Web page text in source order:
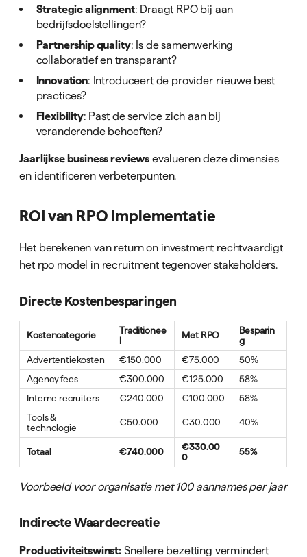
Strategic alignment: Draagt RPO bij aan
bedrijfsdoelstellingen?
Partnership quality: Is de samenwerking
collaboratief en transparant?
Innovation: Introduceert de provider nieuwe best
practices?
Flexibility: Past de service zich aan bij
veranderende behoeften?
Jaarlijkse business reviews evalueren deze dimensies
en identificeren verbeterpunten.
ROI van RPO Implementatie
Het berekenen van return on investment rechtvaardigt
het rpo model in recruitment tegenover stakeholders.
Directe Kostenbesparingen
Kostencategorie
Traditionee
l
Met RPO
Besparin
g
Advertentiekosten
€150.000 €75.000
50%
Agency fees
€300.000 €125.000
58%
Interne recruiters
€240.000 €100.000
58%
Tools &
technologie
€50.000 €30.000 40%
Totaal €740.000
€330.00
0
55%
Voorbeeld voor organisatie met 100 aannames per jaar
Indirecte Waardecreatie
Productiviteitswinst: Snellere bezetting vermindert